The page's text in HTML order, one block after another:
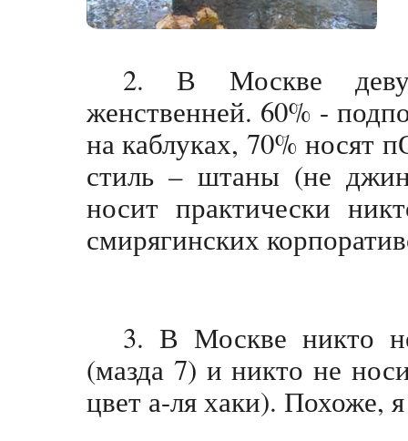
2. В Москве
женственней. 60% -
на каблуках, 70% носят
стиль – штаны (не
носит практически
смирягинских
3. В Москве никто
(мазда 7) и никто не
цвет а-ля хаки). Похоже,